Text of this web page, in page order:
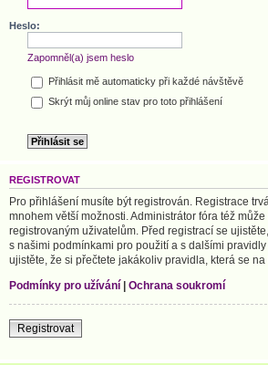
Heslo:
Zapomněl(a) jsem heslo
Přihlásit mě automaticky při každé návštěvě
Skrýt můj online stav pro toto přihlášení
REGISTROVAT
Pro přihlášení musíte být registrován. Registrace
mnohem větší možnosti. Administrátor fóra též
registrovaným uživatelům. Před registrací se
s našimi podmínkami pro použití a s dalšími
ujistěte, že si přečtete jakákoliv pravidla, která se na
Podmínky pro užívání | Ochrana soukromí
Registrovat